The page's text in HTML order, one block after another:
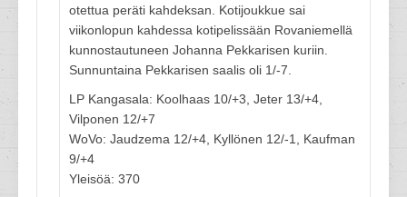
otettua peräti kahdeksan. Kotijoukkue sai
viikonlopun kahdessa kotipelissään Rovaniemellä
kunnostautuneen Johanna Pekkarisen kuriin.
Sunnuntaina Pekkarisen saalis oli 1/-7.
LP Kangasala: Koolhaas 10/+3, Jeter 13/+4,
Vilponen 12/+7
WoVo: Jaudzema 12/+4, Kyllönen 12/-1, Kaufman
9/+4
Yleisöä: 370